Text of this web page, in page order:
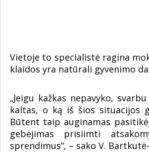
Vietoje to specialistė ragina
klaidos yra natūrali gyvenimo
„Jeigu kažkas nepavyko,
kaltas, o ką iš šios situacijos
Būtent taip auginamas
gebėjimas prisiimti
sprendimus“, – sako V.